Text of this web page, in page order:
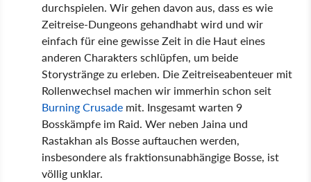
durchspielen. Wir gehen davon aus, dass es wie
Zeitreise-Dungeons gehandhabt wird und wir
einfach für eine gewisse Zeit in die Haut eines
anderen Charakters schlüpfen, um beide
Storystränge zu erleben. Die Zeitreiseabenteuer mit
Rollenwechsel machen wir immerhin schon seit
Burning Crusade mit. Insgesamt warten 9
Bosskämpfe im Raid. Wer neben Jaina und
Rastakhan als Bosse auftauchen werden,
insbesondere als fraktionsunabhängige Bosse, ist
völlig unklar.